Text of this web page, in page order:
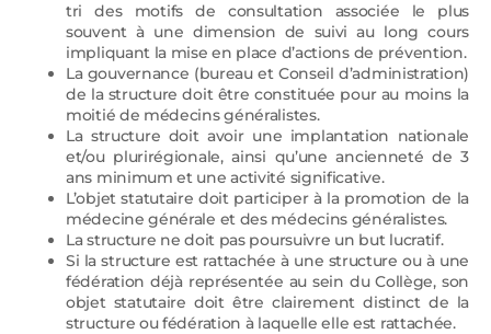
tri des motifs de consultation associée le plus
souvent à une dimension de suivi au long cours
impliquant la mise en place d’actions de prévention.
La gouvernance (bureau et Conseil d’administration)
de la structure doit être constituée pour au moins la
moitié de médecins généralistes.
La structure doit avoir une implantation nationale
et/ou plurirégionale, ainsi qu’une ancienneté de 3
ans minimum et une activité significative.
L’objet statutaire doit participer à la promotion de la
médecine générale et des médecins généralistes.
La structure ne doit pas poursuivre un but lucratif.
Si la structure est rattachée à une structure ou à une
fédération déjà représentée au sein du Collège, son
objet statutaire doit être clairement distinct de la
structure ou fédération à laquelle elle est rattachée.